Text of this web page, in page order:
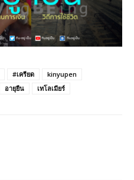
#เครียด
kinyupen
อายุยืน เทโลเมียร์